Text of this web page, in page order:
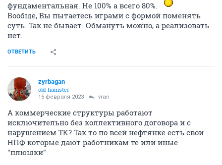
фундаментальная. Не 100% а всего 80%.
Вообще, Вы пытаетесь играми с формой поменять
суть. Так не бывает. Обмануть можно, а реализовать
нет.
ОТВЕТИТЬ
zyrbagan
old hamster
15 февраля 2023 vran
А коммерческие структуры работают
исключительно без коллективного договора и с
нарушением ТК? Так то по всей нефтянке есть свои
НПФ которые дают работникам те или иные
"плюшки"